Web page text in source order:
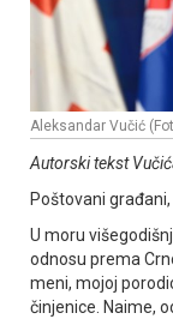
Aleksandar Vučić
Autorski tekst
Poštovani građani,
U moru
odnosu prema
meni, mojoj
činjenice. Naime,